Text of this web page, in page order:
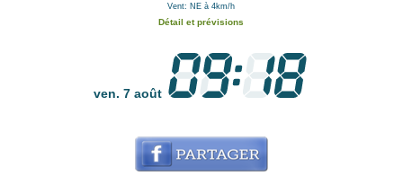
Vent: NE à 4km/h
Détail et prévisions
ven. 7 août